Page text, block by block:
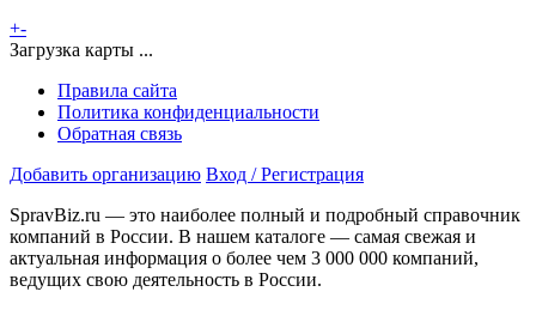
+-
Загрузка карты ...
Правила сайта
Политика конфиденциальности
Обратная связь
Добавить организацию Вход / Регистрация
SpravBiz.ru — это наиболее полный и подробный справочник
компаний в России. В нашем каталоге — самая свежая и
актуальная информация о более чем 3 000 000 компаний,
ведущих свою деятельность в России.